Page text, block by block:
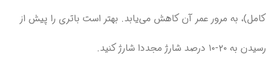
کامل)، به مرور عمر آن کاهش می‌یابد. بهتر است باتری را پیش از
رسیدن به ۲۰-۱۰ درصد شارژ مجددا شارژ کنید.